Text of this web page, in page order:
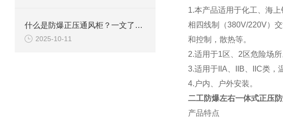
什么是防爆正压通风柜？一文了解其定义、原理及应用
2025-10-11
1.本产品适用于化工、海
相四线制（380V/220V）
和控制，散热等。
2.适用于1区、 2区危险场所
3.适用于IIA IIB IIC类，
4. 户内、户外安装。
二工防爆左右一体式正压
产品特点